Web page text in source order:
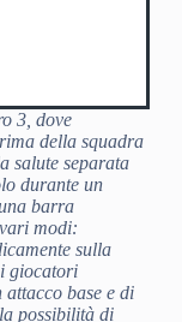
3, dove
della squadra
salute separata
durante un
barra
modi:
sulla
giocatori
base e di
possibilità di